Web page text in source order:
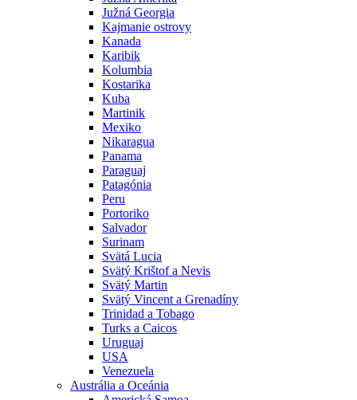
Južná Georgia
Kajmanie ostrovy
Kanada
Karibik
Kolumbia
Kostarika
Kuba
Martinik
Mexiko
Nikaragua
Panama
Paraguaj
Patagónia
Peru
Portoriko
Salvador
Surinam
Svätá Lucia
Svätý Krištof a Nevis
Svätý Martin
Svätý Vincent a Grenadíny
Trinidad a Tobago
Turks a Caicos
Uruguaj
USA
Venezuela
Austrália a Oceánia